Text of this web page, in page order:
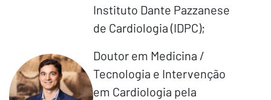
Instituto Dante Pazzanese
de Cardiologia (IDPC);
Doutor em Medicina /
Tecnologia e Intervenção
em Cardiologia pela